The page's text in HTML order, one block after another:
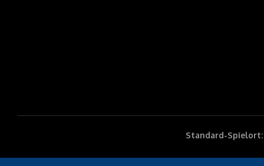
Standard-Spielort: